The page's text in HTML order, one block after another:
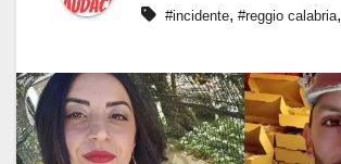
#incidente, #reggio calabria,